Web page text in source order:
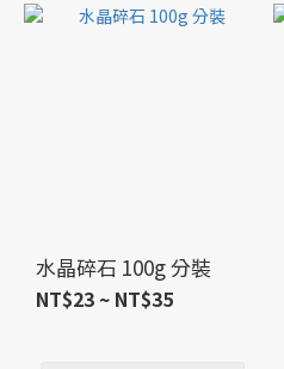
水晶碎石 100g 分裝
NT$23 ~ NT$35